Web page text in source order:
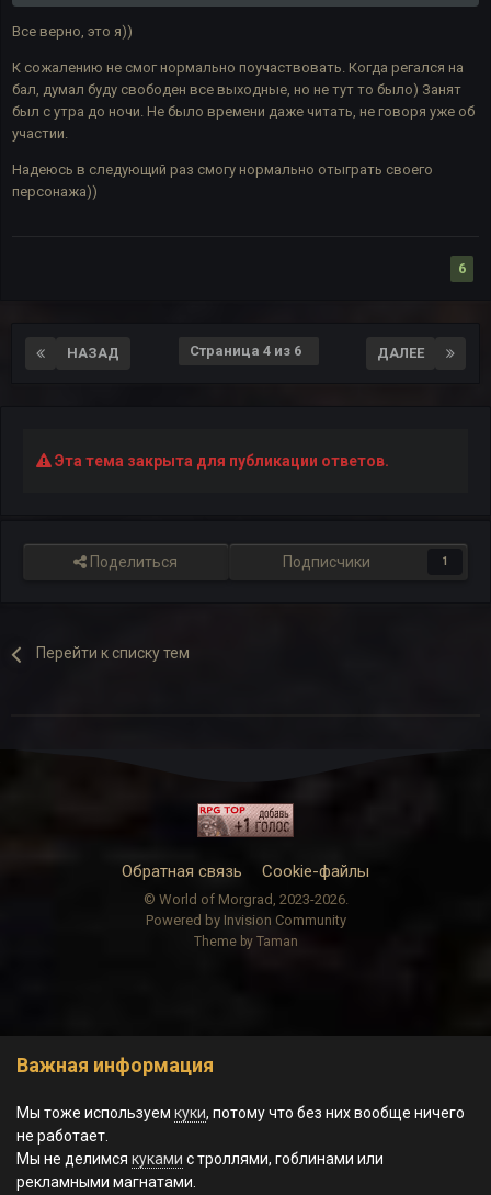
Все верно, это я))
К сожалению не смог нормально поучаствовать. Когда регался на
бал, думал буду свободен все выходные, но не тут то было) Занят
был с утра до ночи. Не было времени даже читать, не говоря уже об
участии.
Надеюсь в следующий раз смогу нормально отыграть своего
персонажа))
6
НАЗАД ДАЛЕЕ
Страница 4 из 6
Эта тема закрыта для публикации ответов.
Поделиться Подписчики 1
Перейти к списку тем
Обратная связь Cookie-файлы
© World of Morgrad, 2023-2026.
Powered by Invision Community
Theme by Taman
Важная информация
Мы тоже используем куки, потому что без них вообще ничего
не работает.
Мы не делимся куками с троллями, гоблинами или
рекламными магнатами.